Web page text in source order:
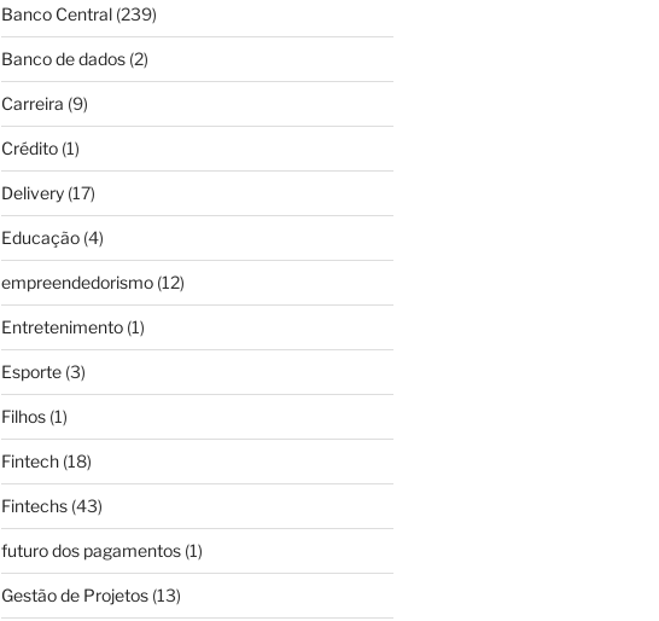
Banco Central(239)
Banco de dados(2)
Carreira (9)
Crédito(1)
Delivery(17)
Educação(4)
empreendedorismo(12)
Entretenimento(1)
Esporte(3)
Filhos(1)
Fintech(18)
Fintechs(43)
futuro dos pagamentos(1)
Gestão de Projetos(13)